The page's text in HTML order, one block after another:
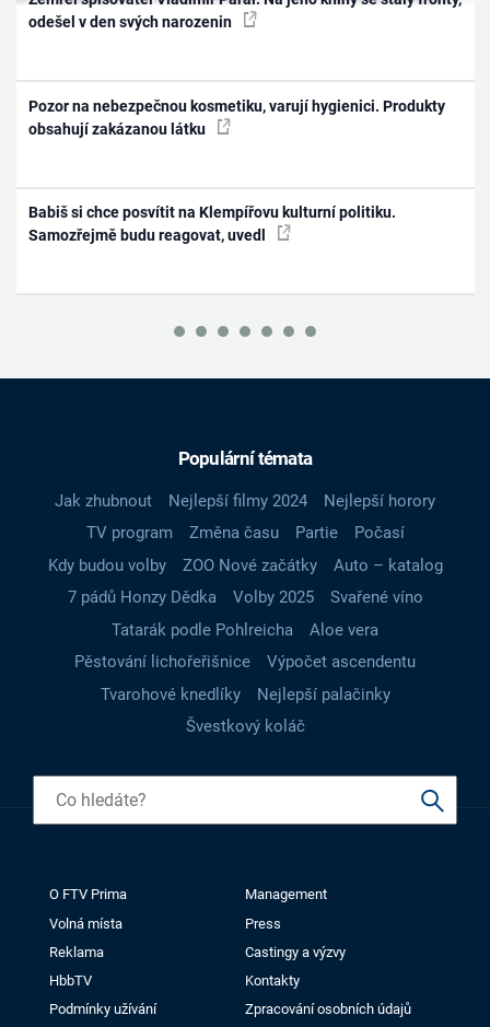
odešel v den svých narozenin
Pozor na nebezpečnou kosmetiku, varují hygienici. Produkty
obsahují zakázanou látku
Babiš si chce posvítit na Klempířovu kulturní politiku.
Samozřejmě budu reagovat, uvedl
Populární témata
Jak zhubnout Nejlepší filmy 2024
Nejlepší horory
TV program
Změna času Partie
Počasí
Kdy budou volby
ZOO Nové začátky
Auto – katalog
7 pádů Honzy Dědka
Volby 2025
Svařené víno
Tatarák podle Pohlreicha
Aloe vera
Pěstování lichořeřišnice
Výpočet ascendentu
Tvarohové knedlíky
Nejlepší palačinky
Švestkový koláč
O FTV Prima
Management
Volná místa
Press
Reklama
Castingy a výzvy
HbbTV
Kontakty
Podmínky užívání
Zpracování osobních údajů